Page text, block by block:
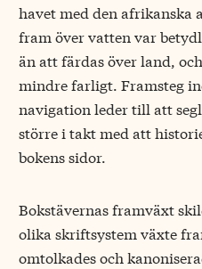
havet med den afrikanska
fram över vatten var
än att färdas över land,
mindre farligt. Framsteg
navigation leder till att
större i takt med att
bokens sidor.
Bokstävernas framväxt
olika skriftsystem växte
omtolkades och